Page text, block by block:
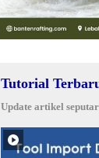
Tutorial
Update artikel